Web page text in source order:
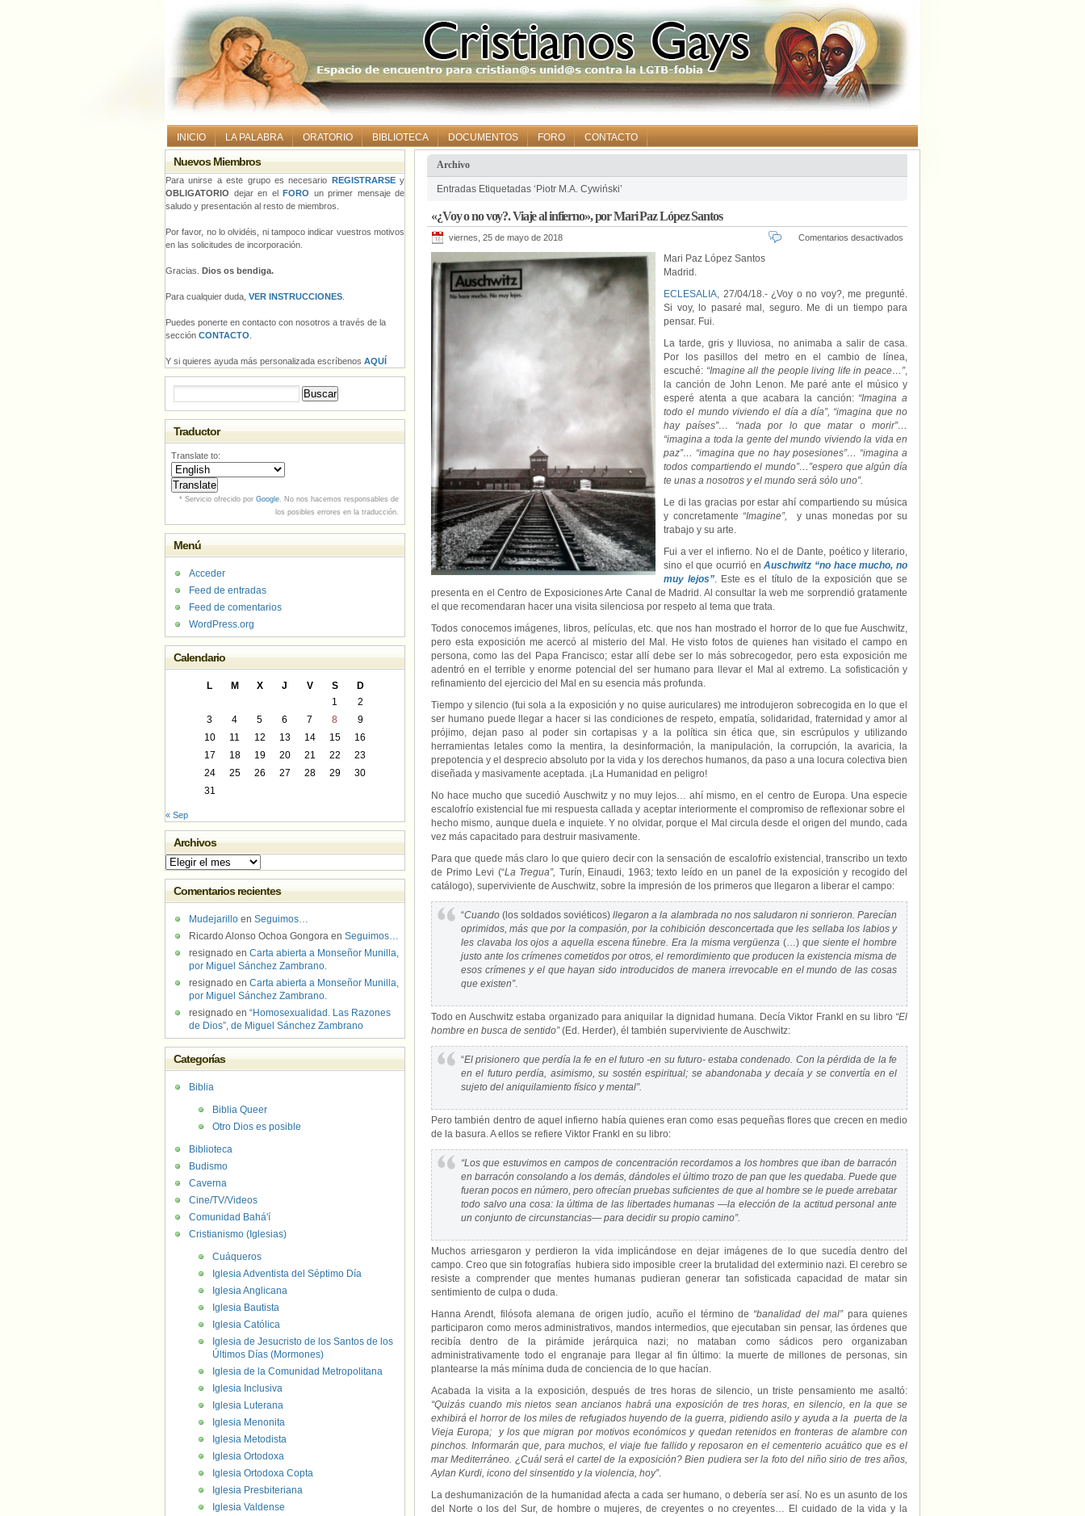
INICIO LA PALABRA ORATORIO BIBLIOTECA DOCUMENTOS FORO CONTACTO
Archivo
Entradas Etiquetadas ‘Piotr M.A. Cywiński’
«¿Voy o no voy?. Viaje al infierno», por Mari Paz López Santos
viernes, 25 de mayo de 2018 Comentarios desactivados
Mari Paz López Santos
Madrid.
ECLESALIA, 27/04/18.- ¿Voy o no voy?, me pregunté.
Si voy, lo pasaré mal, seguro. Me di un tiempo para
pensar. Fui.
La tarde, gris y lluviosa, no animaba a salir de casa.
Por los pasillos del metro en el cambio de línea,
escuché: “Imagine all the people living life in peace…”,
la canción de John Lenon. Me paré ante el músico y
esperé atenta a que acabara la canción: “Imagina a
todo el mundo viviendo el día a día”, “imagina que no
hay países”… “nada por lo que matar o morir”…
“imagina a toda la gente del mundo viviendo la vida en
paz”… “imagina que no hay posesiones”… “imagina a
todos compartiendo el mundo”…”espero que algún día
te unas a nosotros y el mundo será sólo uno”.
Le di las gracias por estar ahí compartiendo su música
y concretamente “Imagine”, y unas monedas por su
trabajo y su arte.
Fui a ver el infierno. No el de Dante, poético y literario,
sino el que ocurrió enAuschwitz “no hace mucho, no
muy lejos”. Este es el título de la exposición que se
presenta en el Centro de Exposiciones Arte Canal de Madrid. Al consultar la web me sorprendió gratamente
el que recomendaran hacer una visita silenciosa por respeto al tema que trata.
Todos conocemos imágenes, libros, películas, etc. que nos han mostrado el horror de lo que fue Auschwitz,
pero esta exposición me acercó al misterio del Mal. He visto fotos de quienes han visitado el campo en
persona, como las del Papa Francisco; estar allí debe ser lo más sobrecogedor, pero esta exposición me
adentró en el terrible y enorme potencial del ser humano para llevar el Mal al extremo. La sofisticación y
refinamiento del ejercicio del Mal en su esencia más profunda.
Tiempo y silencio (fui sola a la exposición y no quise auriculares) me introdujeron sobrecogida en lo que el
ser humano puede llegar a hacer si las condiciones de respeto, empatía, solidaridad, fraternidad y amor al
prójimo, dejan paso al poder sin cortapisas y a la política sin ética que, sin escrúpulos y utilizando
herramientas letales como la mentira, la desinformación, la manipulación, la corrupción, la avaricia, la
prepotencia y el desprecio absoluto por la vida y los derechos humanos, da paso a una locura colectiva bien
diseñada y masivamente aceptada. ¡La Humanidad en peligro!
No hace mucho que sucedió Auschwitz y no muy lejos… ahí mismo, en el centro de Europa. Una especie
escalofrío existencial fue mi respuesta callada y aceptar interiormente el compromiso de reflexionar sobre el
hecho mismo, aunque duela e inquiete. Y no olvidar, porque el Mal circula desde el origen del mundo, cada
vez más capacitado para destruir masivamente.
Para que quede más claro lo que quiero decir con la sensación de escalofrío existencial, transcribo un texto
de Primo Levi (“La Tregua”, Turín, Einaudi, 1963; texto leído en un panel de la exposición y recogido del
catálogo), superviviente de Auschwitz, sobre la impresión de los primeros que llegaron a liberar el campo:
“Cuando(los soldados soviéticos)llegaron a la alambrada no nos saludaron ni sonrieron. Parecían
oprimidos, más que por la compasión, por la cohibición desconcertada que les sellaba los labios y
les clavaba los ojos a aquella escena fúnebre. Era la misma vergüenza (…) que siente el hombre
justo ante los crímenes cometidos por otros, el remordimiento que producen la existencia misma de
esos crímenes y el que hayan sido introducidos de manera irrevocable en el mundo de las cosas
que existen”.
Todo en Auschwitz estaba organizado para aniquilar la dignidad humana. Decía Viktor Frankl en su libro “El
hombre en busca de sentido”(Ed. Herder), él también superviviente de Auschwitz:
“El prisionero que perdía la fe en el futuro -en su futuro- estaba condenado. Con la pérdida de la fe
en el futuro perdía, asimismo, su sostén espiritual; se abandonaba y decaía y se convertía en el
sujeto del aniquilamiento físico y mental”.
Pero también dentro de aquel infierno había quienes eran como esas pequeñas flores que crecen en medio
de la basura. A ellos se refiere Viktor Frankl en su libro:
“Los que estuvimos en campos de concentración recordamos a los hombres que iban de barracón
en barracón consolando a los demás, dándoles el último trozo de pan que les quedaba. Puede que
fueran pocos en número, pero ofrecían pruebas suficientes de que al hombre se le puede arrebatar
todo salvo una cosa: la última de las libertades humanas —la elección de la actitud personal ante
un conjunto de circunstancias— para decidir su propio camino”.
Muchos arriesgaron y perdieron la vida implicándose en dejar imágenes de lo que sucedía dentro del
campo. Creo que sin fotografías hubiera sido imposible creer la brutalidad del exterminio nazi. El cerebro se
resiste a comprender que mentes humanas pudieran generar tan sofisticada capacidad de matar sin
sentimiento de culpa o duda.
Hanna Arendt, filósofa alemana de origen judío, acuño el término de “banalidad del mal”para quienes
participaron como meros administrativos, mandos intermedios, que ejecutaban sin pensar, las órdenes que
recibía dentro de la pirámide jerárquica nazi; no mataban como sádicos pero organizaban
administrativamente todo el engranaje para llegar al fin último: la muerte de millones de personas, sin
plantearse la más mínima duda de conciencia de lo que hacían.
Acabada la visita a la exposición, después de tres horas de silencio, un triste pensamiento me asaltó:
“Quizás cuando mis nietos sean ancianos habrá una exposición de tres horas, en silencio, en la que se
exhibirá el horror de los miles de refugiados huyendo de la guerra, pidiendo asilo y ayuda a la puerta de la
Vieja Europa; y los que migran por motivos económicos y quedan retenidos en fronteras de alambre con
pinchos. Informarán que, para muchos, el viaje fue fallido y reposaron en el cementerio acuático que es el
mar Mediterráneo. ¿Cuál será el cartel de la exposición? Bien pudiera ser la foto del niño sirio de tres años,
Aylan Kurdi, icono del sinsentido y la violencia, hoy”.
La deshumanización de la humanidad afecta a cada ser humano, o debería ser así. No es un asunto de los
del Norte o los del Sur, de hombre o mujeres, de creyentes o no creyentes… El cuidado de la vida y la
Nuevos Miembros
Para unirse a este grupo es necesario REGISTRARSEy
OBLIGATORIO dejar en el FORO un primer mensaje de
saludo y presentación al resto de miembros.
Por favor, no lo olvidéis, ni tampoco indicar vuestros motivos
en las solicitudes de incorporación.
Gracias. Dios os bendiga.
Para cualquier duda, VER INSTRUCCIONES
Puedes ponerte en contacto con nosotros a través de la
sección CONTACTO
Y si quieres ayuda más personalizada escríbenos AQUÍ
Traductor
Translate to:
* Servicio ofrecido por Google. No nos hacemos responsables de
los posibles errores en la traducción.
Menú
Acceder
Feed de entradas
Feed de comentarios
WordPress.org
Calendario
L M X J V S
D
1
2
3
4 5 6 7 8
9
10
11 12 13 14 15
16
17
18 19 20 21 22
23
24
25 26 27 28 29
30
31
« Sep
Archivos
Archivos
Comentarios recientes
Mudejarillo en Seguimos…
Ricardo Alonso Ochoa Gongora en Seguimos…
resignado en Carta abierta a Monseñor Munilla,
por Miguel Sánchez Zambrano.
resignado en Carta abierta a Monseñor Munilla,
por Miguel Sánchez Zambrano.
resignado en “Homosexualidad. Las Razones
de Dios”, de Miguel Sánchez Zambrano
Categorías
Biblia
Biblia Queer
Otro Dios es posible
Biblioteca
Budismo
Caverna
Cine/TV/Videos
Comunidad Bahá'í
Cristianismo (Iglesias)
Cuáqueros
Iglesia Adventista del Séptimo Día
Iglesia Anglicana
Iglesia Bautista
Iglesia Católica
Iglesia de Jesucristo de los Santos de los
Últimos Días (Mormones)
Iglesia de la Comunidad Metropolitana
Iglesia Inclusiva
Iglesia Luterana
Iglesia Menonita
Iglesia Metodista
Iglesia Ortodoxa
Iglesia Ortodoxa Copta
Iglesia Presbiteriana
Iglesia Valdense